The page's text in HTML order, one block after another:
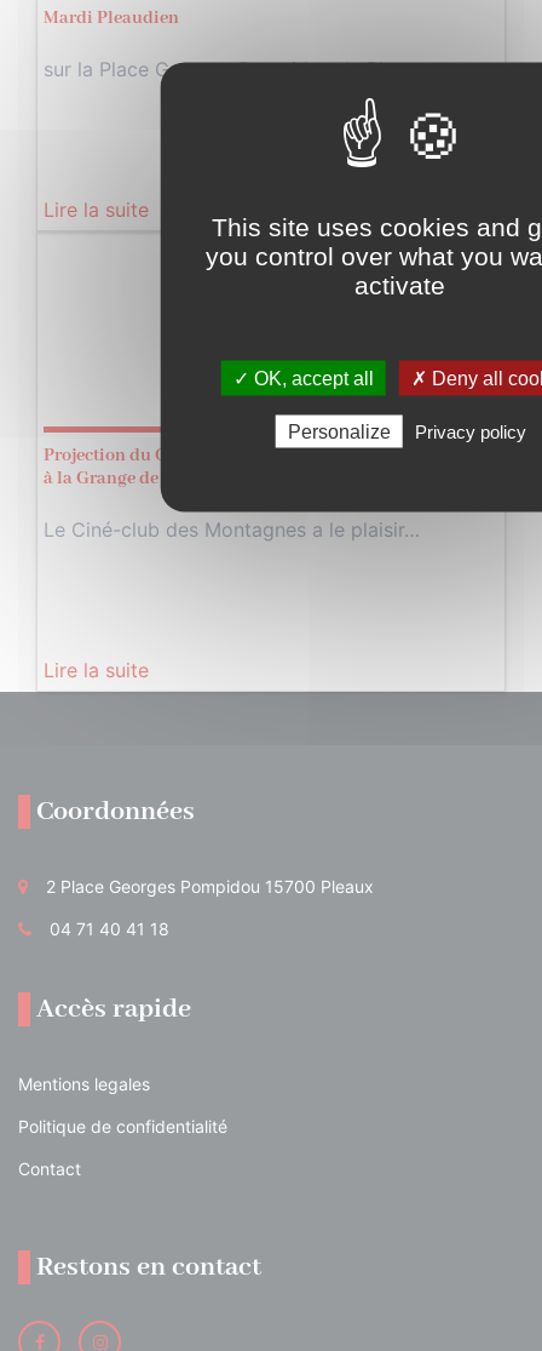
Mardi Pleaudien
sur la Place Georges Pompidou de Pleaux…
Lire la suite
Mercredi
Août
2025
Projection du Ciné Club des Montagnes – Martel en tête
à la Grange de Prades
Le Ciné-club des Montagnes a le plaisir…
Lire la suite
Coordonnées
2 Place Georges Pompidou 15700 Pleaux
04 71 40 41 18
Accès rapide
Mentions legales
Politique de confidentialité
Contact
Restons en contact
This site uses cookies and
you control over what you
activate
✓ OK, accept all ✗ Deny all
Personalize Privacy policy